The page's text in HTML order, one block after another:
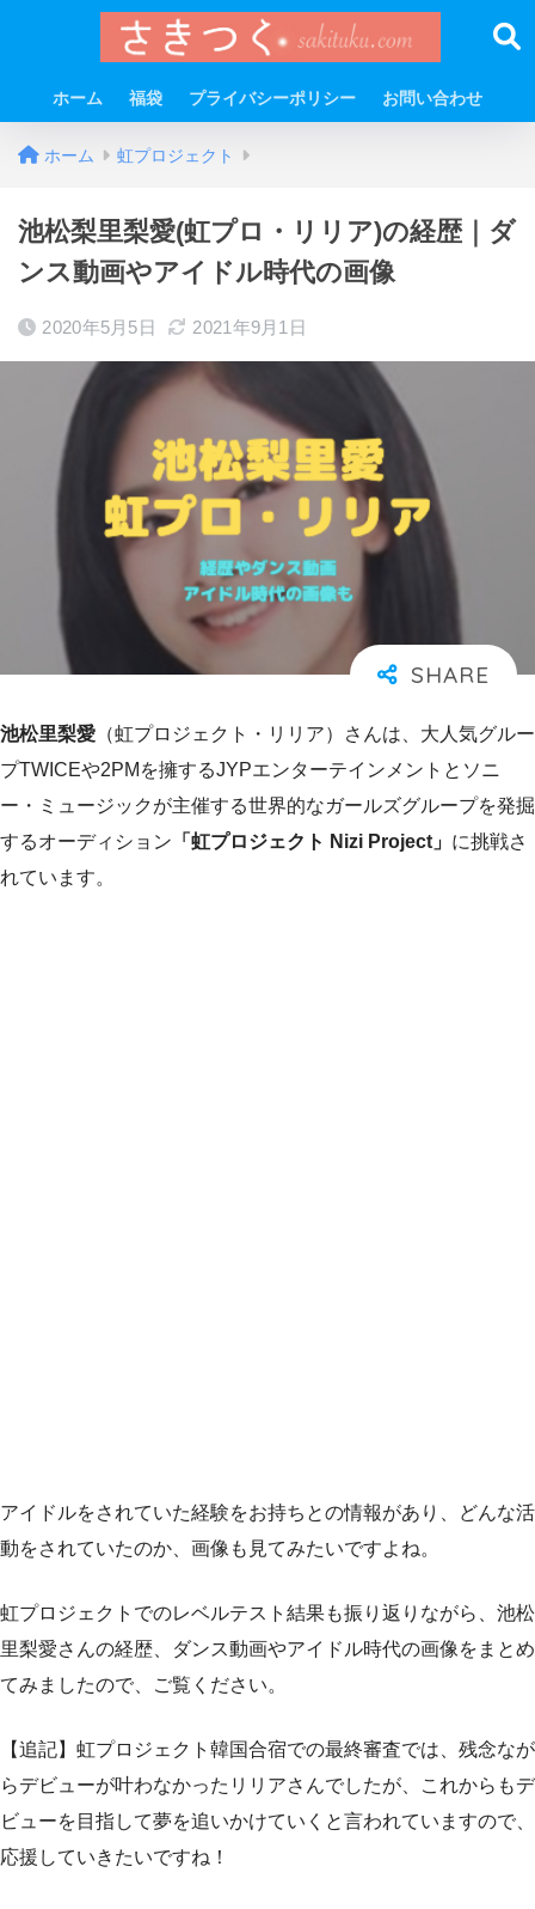
ホーム 福袋 プライバシーポリシー お問い合わせ
ホーム 虹プロジェクト
池松梨里梨愛(虹プロ・リリア)の経歴｜ダ
ンス動画やアイドル時代の画像
2020年5月5日 2021年9月1日
池松里梨愛 （虹プロジェクト・リリア）さんは、大人気グルー
プTWICEや2PMを擁するJYPエンターテインメントとソニ
ー・ミュージックが主催する世界的なガールズグループを発掘
するオーディション 「虹プロジェクト Nizi Project」 に挑戦さ
れています。
アイドルをされていた経験をお持ちとの情報があり、どんな活
動をされていたのか、画像も見てみたいですよね。
虹プロジェクトでのレベルテスト結果も振り返りながら、池松
里梨愛さんの経歴、ダンス動画やアイドル時代の画像をまとめ
てみましたので、ご覧ください。
【追記】虹プロジェクト韓国合宿での最終審査では、残念なが
らデビューが叶わなかったリリアさんでしたが、これからもデ
ビューを目指して夢を追いかけていくと言われていますので、
応援していきたいですね！